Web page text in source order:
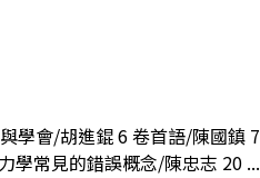
學會/胡進錕 6 卷首語/陳國
學常見的錯誤概念/陳忠志 20 ...